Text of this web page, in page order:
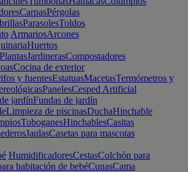
CarpasPérgolas
ParasolesToldos
ArmariosArcones
Huertos
PlantasJardinerasCompostadores
Cocina de exterior
y fuentesEstatuasMacetasTermómetros y
PanelesCesped Artificial
jardínFundas de jardín
Limpieza de piscinasDuchaHinchable
ToboganesHinchablesCasitas
JaulasCasetas para mascotas
HumidificadoresCestasColchón para
habitación de bebéCunasCama